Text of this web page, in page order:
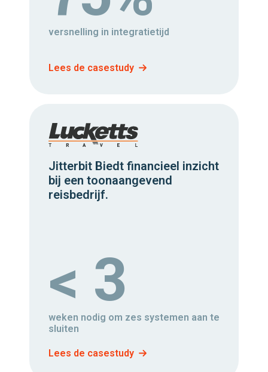
versnelling in integratietijd
Lees de casestudy
Jitterbit Biedt financieel inzicht
bij een toonaangevend
reisbedrijf.
< 3
weken nodig om zes systemen aan te
sluiten
Lees de casestudy